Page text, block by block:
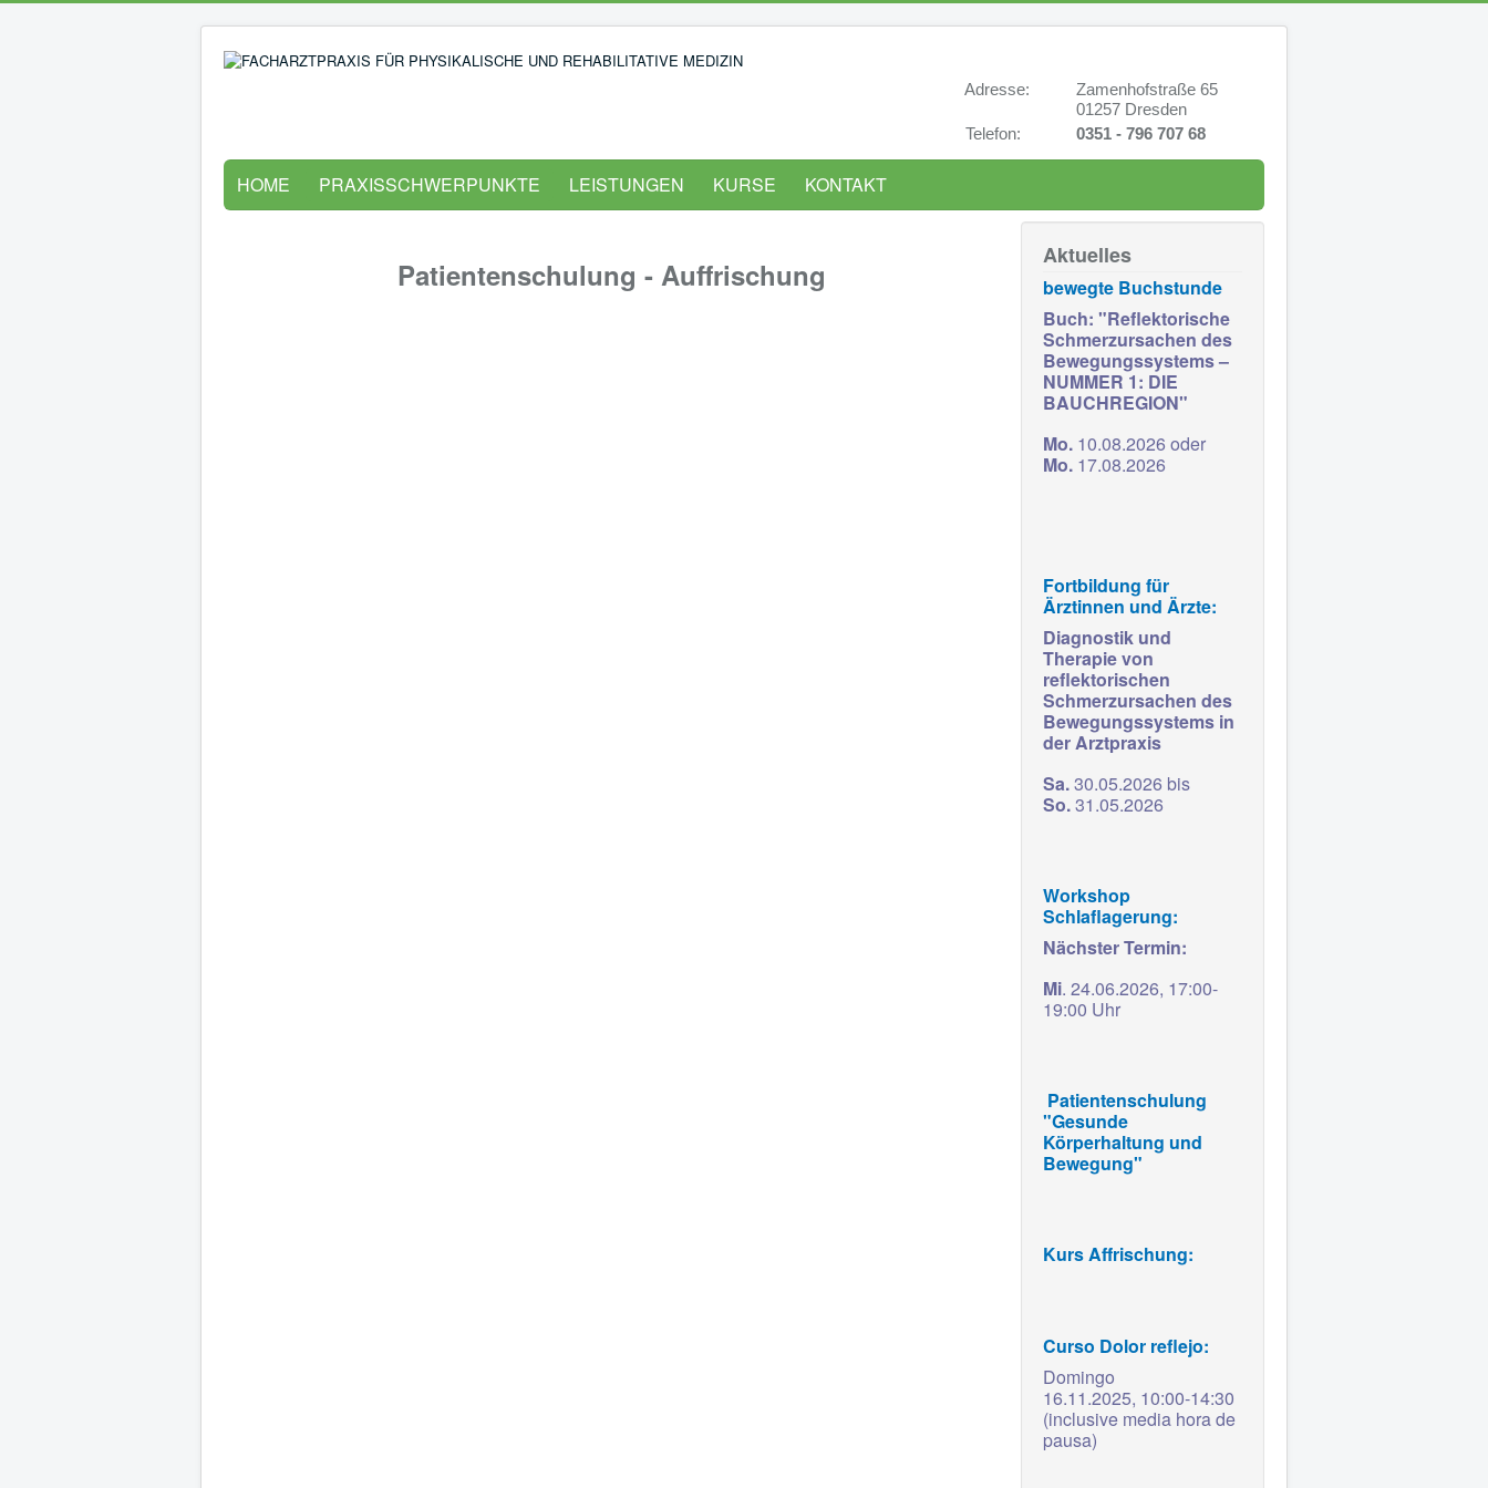
Adresse:
Zamenhofstraße 65
01257 Dresden
Telefon:
0351 - 796 707 68
HOME PRAXISSCHWERPUNKTE LEISTUNGEN KURSE KONTAKT
Patientenschulung - Auffrischung
Aktuelles
bewegte Buchstunde
Buch: "Reflektorische
Schmerzursachen des
Bewegungssystems –
NUMMER 1: DIE
BAUCHREGION"
Mo. 10.08.2026 oder
Mo. 17.08.2026
Fortbildung für
Ärztinnen und Ärzte:
Diagnostik und
Therapie von
reflektorischen
Schmerzursachen des
Bewegungssystems in
der Arztpraxis
Sa.30.05.2026 bis
So.31.05.2026
Workshop
Schlaflagerung:
Nächster Termin:
Mi. 24.06.2026, 17:00-
19:00 Uhr
Patientenschulung
"Gesunde
Körperhaltung und
Bewegung"
Kurs Affrischung:
Curso Dolor reflejo:
Domingo
16.11.2025, 10:00-14:30
(inclusive media hora de
pausa)